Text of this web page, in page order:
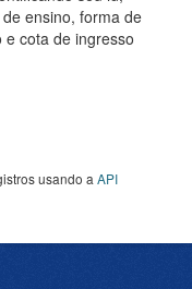
ensino, forma de
cota de ingresso
usando a API